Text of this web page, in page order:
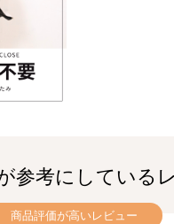
参考にしている
商品評価が高いレビュー